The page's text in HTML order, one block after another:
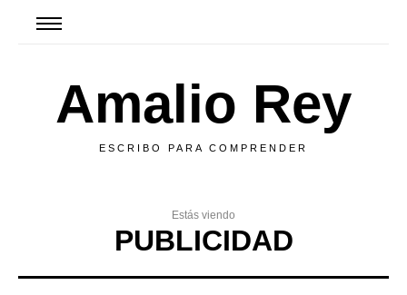
Amalio Rey
ESCRIBO PARA COMPRENDER
Estás viendo
PUBLICIDAD